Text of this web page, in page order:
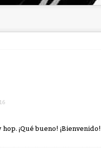
¡Qué bueno! ¡Bienvenido!